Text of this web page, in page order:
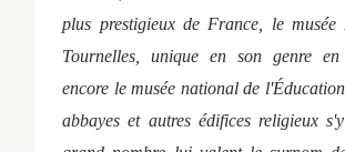
plus prestigieux de France, le musée
Tournelles, unique en son genre
encore le musée national de
abbayes et autres édifices religieux